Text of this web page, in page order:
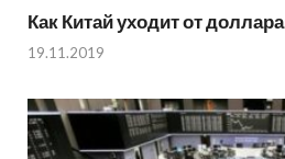
Как Китай уходит от доллара
19.11.2019